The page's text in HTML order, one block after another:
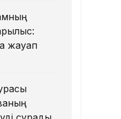
жауап